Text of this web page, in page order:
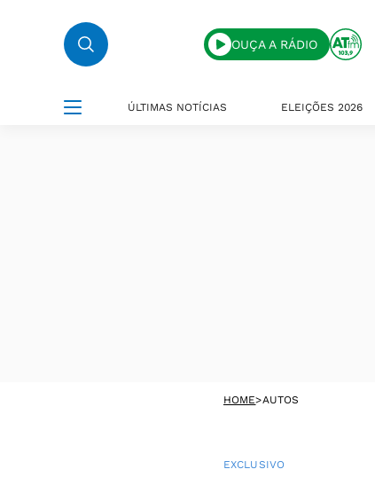
OUÇA A RÁDIO
ÚLTIMAS NOTÍCIAS ELEIÇÕES 2026
HOME>AUTOS
EXCLUSIVO